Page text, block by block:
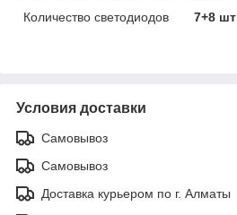
Количество светодиодов
7+8 шт
Условия доставки
Самовывоз
Самовывоз
Доставка курьером по г. Алматы